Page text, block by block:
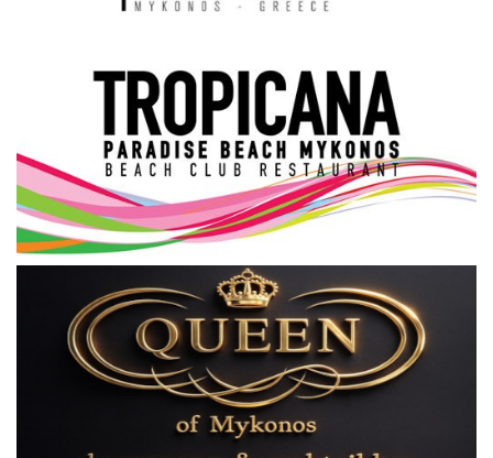
Σεβασμιώτατος Δωρόθεος Β’
Cost Of Living Crisis
Opinion + Analysis
L’Art des Sens
All News
Local Elections 2023